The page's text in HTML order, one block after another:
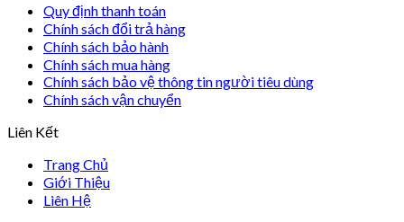
Quy định thanh toán
Chính sách đổi trả hàng
Chính sách bảo hành
Chính sách mua hàng
Chính sách bảo vệ thông tin người tiêu dùng
Chính sách vận chuyển
Liên Kết
Trang Chủ
Giới Thiệu
Liên Hệ